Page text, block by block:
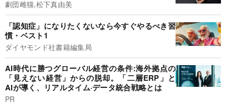
劇団雌猫,松下真由美
「認知症」になりたくないなら今すぐやるべき習
慣・ベスト1
ダイヤモンド社書籍編集局
AI時代に勝つグローバル経営の条件:海外拠点の
「見えない経営」からの脱却。「二層ERP」と
AIが導く、リアルタイム·データ統合戦略とは
PR